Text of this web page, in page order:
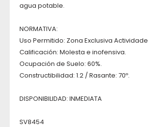
agua potable.
NORMATIVA:
Uso Permitido: Zona Exclusiva
Calificación: Molesta e inofensiva.
Ocupación de Suelo: 60%.
Constructibilidad: 1.2 / Rasante: 70º.
DISPONIBILIDAD: INMEDIATA
SV8454